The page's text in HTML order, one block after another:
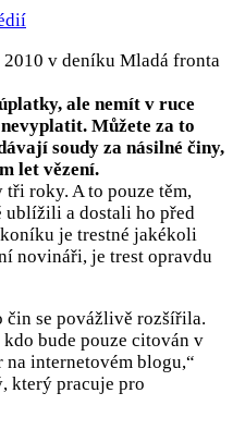
v deníku Mladá fronta
ale nemít v ruce
Můžete za to
soudy za násilné činy,
let vězení.
roky. A to pouze těm,
ublížili a dostali ho před
je trestné jakékoli
novináři, je trest opravdu
čin se povážlivě rozšířila.
bude pouze citován v
internetovém blogu,“
který pracuje pro